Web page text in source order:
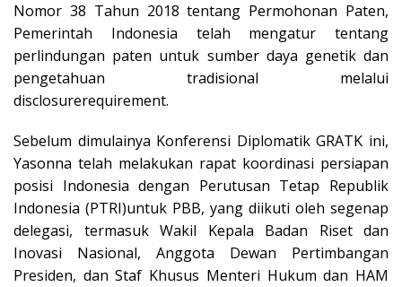
Nomor 38 Tahun 2018 tentang Permohonan Paten,
Pemerintah Indonesia telah mengatur tentang
perlindungan paten untuk sumber daya genetik dan
pengetahuan tradisional melalui
disclosurerequirement.
Sebelum dimulainya Konferensi Diplomatik GRATK ini,
Yasonna telah melakukan rapat koordinasi persiapan
posisi Indonesia dengan Perutusan Tetap Republik
Indonesia (PTRI)untuk PBB, yang diikuti oleh segenap
delegasi, termasuk Wakil Kepala Badan Riset dan
Inovasi Nasional, Anggota Dewan Pertimbangan
Presiden, dan Staf Khusus Menteri Hukum dan HAM